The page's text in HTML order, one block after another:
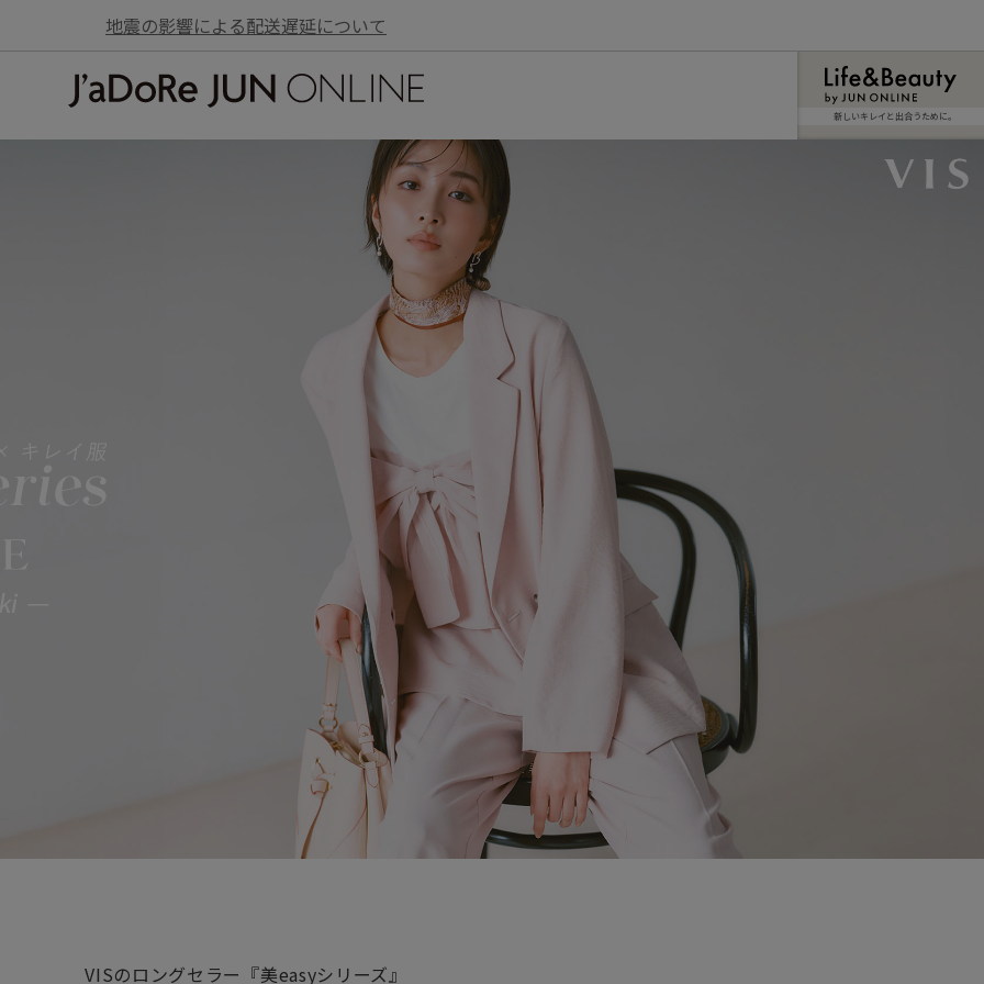
地震の影響による配送遅延について
新しいキレイと出合うために。
VISのロングセラー『美easyシリーズ』